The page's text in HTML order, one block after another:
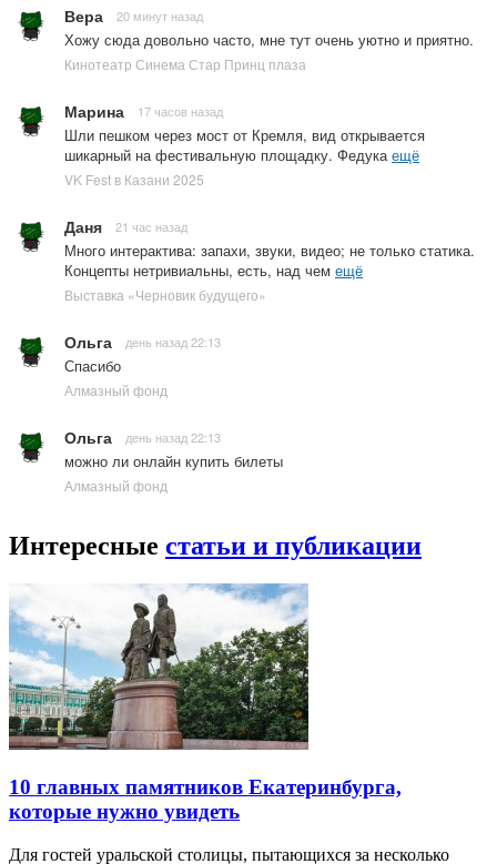
Вера 20 минут назад
Хожу сюда довольно часто, мне тут очень уютно и приятно.
Кинотеатр Синема Стар Принц плаза
Марина 17 часов назад
Шли пешком через мост от Кремля, вид открывается
шикарный на фестивальную площадку. Федукаещё
VK Fest в Казани 2025
Даня 21 час назад
Много интерактива: запахи, звуки, видео; не только статика.
Концепты нетривиальны, есть, над чем ещё
Выставка «Черновик будущего»
Ольга день назад 22:13
Спасибо
Алмазный фонд
Ольга день назад 22:13
можно ли онлайн купить билеты
Алмазный фонд
Интересные статьи и публикации
10 главных памятников Екатеринбурга,
которые нужно увидеть
Для гостей уральской столицы, пытающихся за несколько